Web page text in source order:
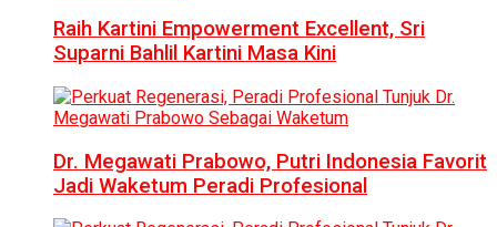
Raih Kartini Empowerment Excellent, Sri
Suparni Bahlil Kartini Masa Kini
Dr. Megawati Prabowo, Putri Indonesia Favorit
Jadi Waketum Peradi Profesional